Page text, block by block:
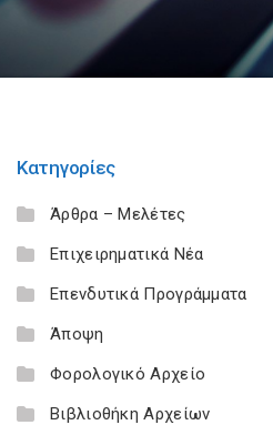
Κατηγορίες
Άρθρα – Μελέτες
Επιχειρηματικά Νέα
Επενδυτικά Προγράμματα
Άποψη
Φορολογικό Αρχείο
Βιβλιοθήκη Αρχείων